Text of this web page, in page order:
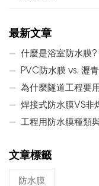
最新文章
什麼是浴室防水膜?
PVC防水膜 vs. 瀝
為什麼隧道工程要
焊接式防水膜VS非
工程用防水膜種類
文章標籤
防水膜